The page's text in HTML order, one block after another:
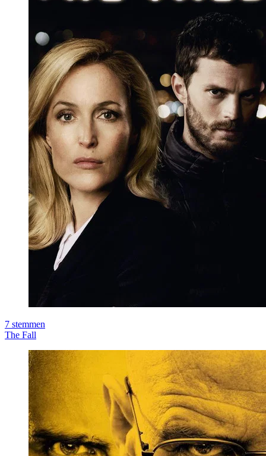
7 stemmen
The Fall